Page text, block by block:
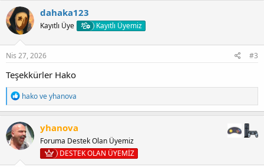
k
i
l
e
r
:
dahaka123
Kayıtlı Üye Kayıtlı Üyemiz
Nis 27, 2026 #3
Teşekkürler Hako
T
e
p
k
i
l
e
r
hakoveyhanova
yhanova
Foruma Destek Olan Üyemiz
DESTEK OLAN ÜYEMİZ